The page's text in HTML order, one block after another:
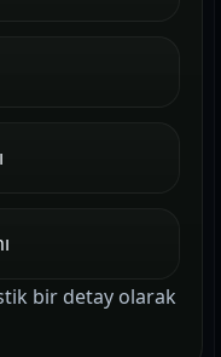
bir detay olarak